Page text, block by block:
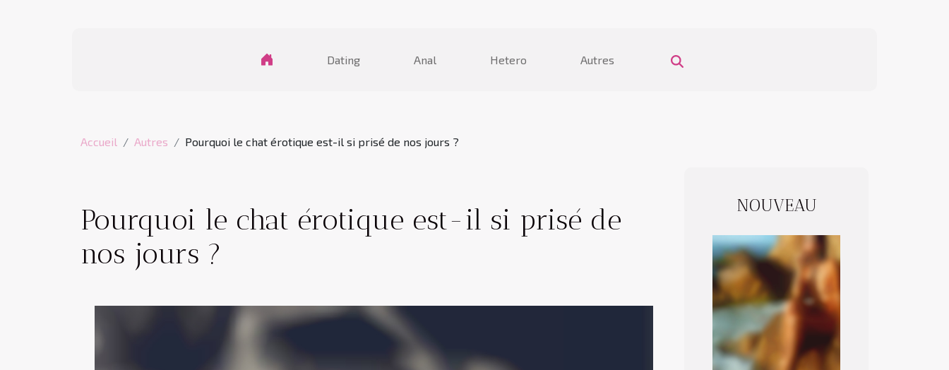
Dating Anal Hetero Autres
Accueil Autres Pourquoi le chat érotique est-il si prisé de nos jours ?
Pourquoi le chat érotique est-il si prisé de
nos jours ?
NOUVEAU